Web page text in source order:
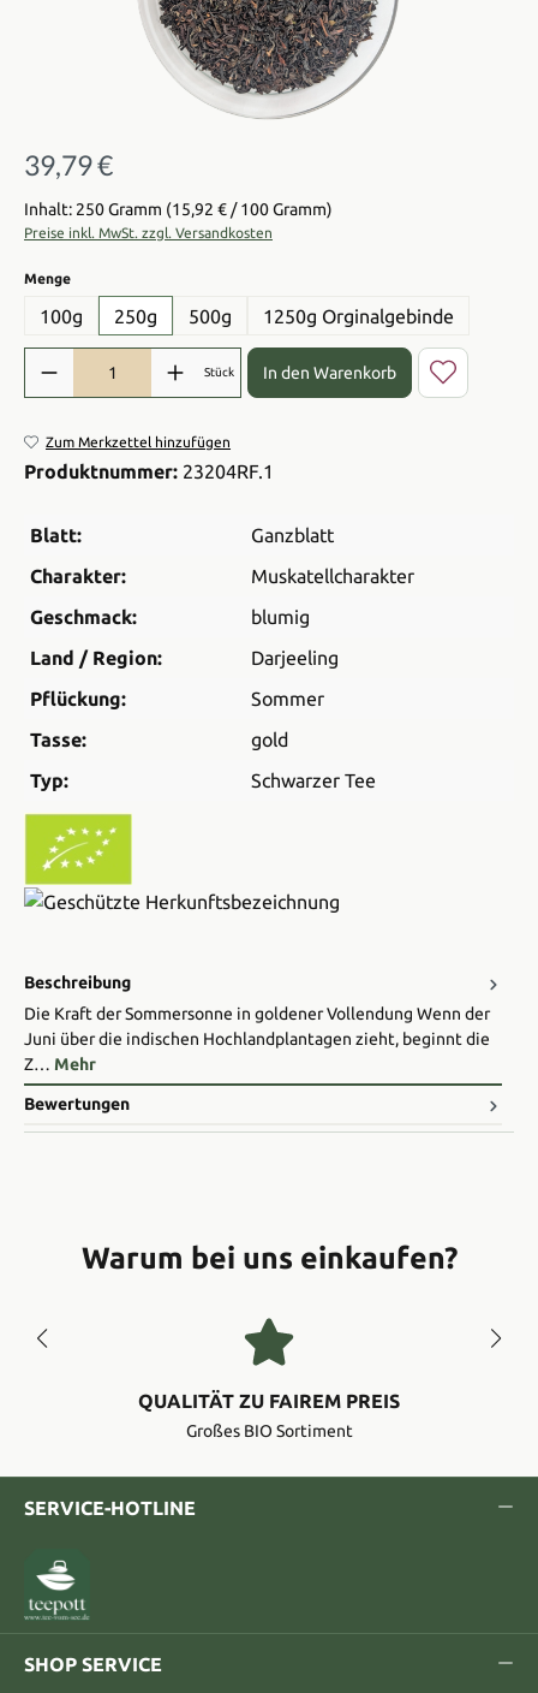
Regulärer Preis:
39,79 €
Inhalt: 250 Gramm (15,92 € / 100 Gramm)
Preise inkl. MwSt. zzgl. Versandkosten
Mengeauswählen
100g 250g 500g 1250g Orginalgebinde
Produkt Anzahl: Gib den gewünschten Wert ein oder benutze die
Stück In den Warenkorb
Zum Merkzettel hinzufügen
Produktnummer: 23204RF.1
Blatt:
Ganzblatt
Charakter:
Muskatellcharakter
Geschmack:
blumig
Land / Region:
Darjeeling
Pflückung:
Sommer
Tasse:
gold
Typ:
Schwarzer Tee
Beschreibung
Die Kraft der Sommersonne in goldener Vollendung Wenn der
Juni über die indischen Hochlandplantagen zieht, beginnt die
Z… Mehr
Bewertungen
Warum bei uns einkaufen?
QUALITÄT ZU FAIREM PREIS
Großes BIO Sortiment
SERVICE-HOTLINE
SHOP SERVICE